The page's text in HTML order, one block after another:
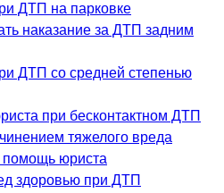
ДТП на парковке
наказание за ДТП задним
ДТП со средней степенью
при бесконтактном ДТП
тяжелого вреда
помощь юриста
здоровью при ДТП